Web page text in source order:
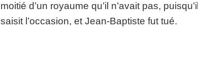
moitié d’un royaume qu’il n’avait pas,
saisit l’occasion, et Jean-Baptiste fut tué.